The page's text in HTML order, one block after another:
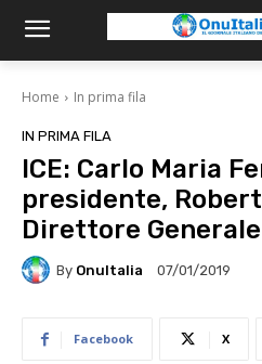
Home In prima fila
IN PRIMA FILA
ICE: Carlo Maria
presidente,
Direttore Generale
By OnuItalia 07/01/2019
Facebook X